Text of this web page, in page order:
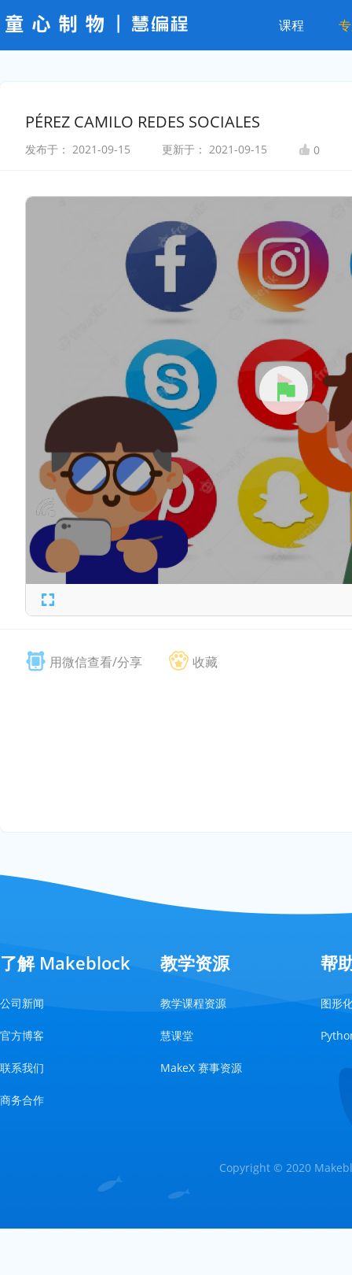
课程
PÉREZ CAMILO REDES SOCIALES
发布于： 2021-09-15 更新于： 2021-09-15 0
用微信查看/分享 收藏
了解 Makeblock
公司新闻
官方博客
联系我们
商务合作
教学资源
教学课程资源
慧课堂
MakeX 赛事资源
帮
图形
Copyright © 2020